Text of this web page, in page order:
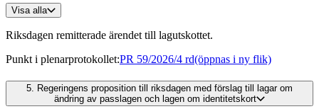
Visa alla
Riksdagen remitterade ärendet till lagutskottet.
Punkt i plenarprotokollet:PR 59/2026/4 rd(öppnas i ny flik)
5. Regeringens proposition till riksdagen med förslag till lagar om
ändring av passlagen och lagen om identitetskort